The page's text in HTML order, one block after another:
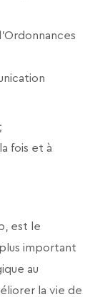
fois et à
est le
important
au
la vie de